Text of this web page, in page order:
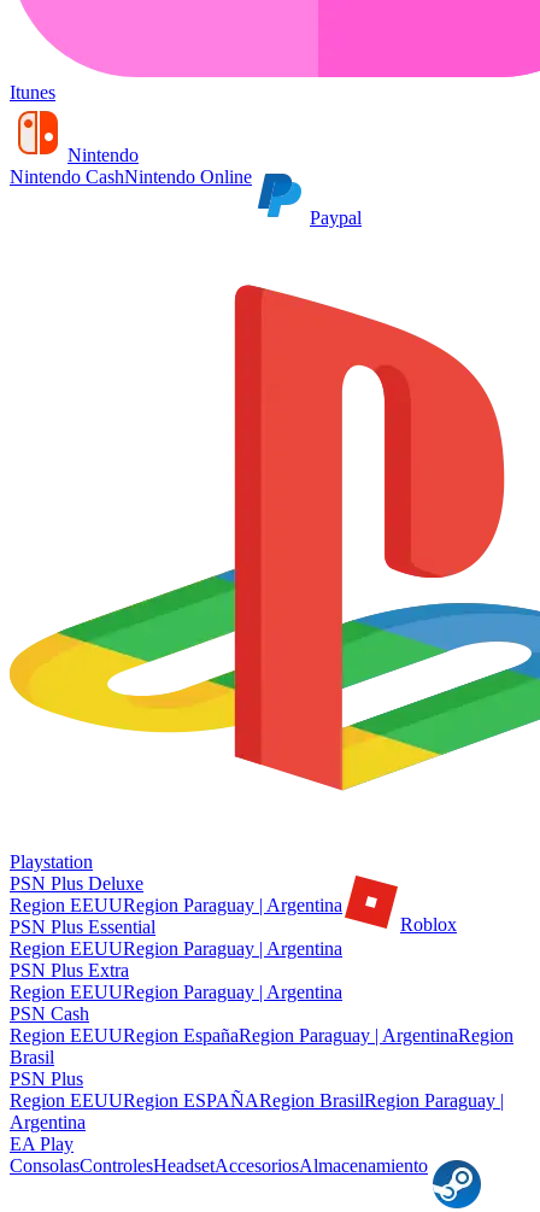
Itunes
Nintendo
Nintendo CashNintendo Online
Paypal
Playstation
PSN Plus Deluxe
Region EEUURegion Paraguay | Argentina
PSN Plus Essential
Region EEUURegion Paraguay | Argentina
PSN Plus Extra
Region EEUURegion Paraguay | Argentina
PSN Cash
Region EEUURegion EspañaRegion Paraguay | ArgentinaRegion
Brasil
PSN Plus
Region EEUURegion ESPAÑARegion BrasilRegion Paraguay |
Argentina
EA Play
ConsolasControlesHeadsetAccesoriosAlmacenamiento
Roblox